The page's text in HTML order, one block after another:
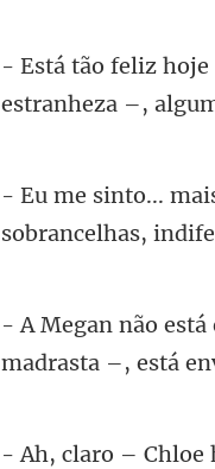
e
sobrancelhas, indife
madrasta –, e